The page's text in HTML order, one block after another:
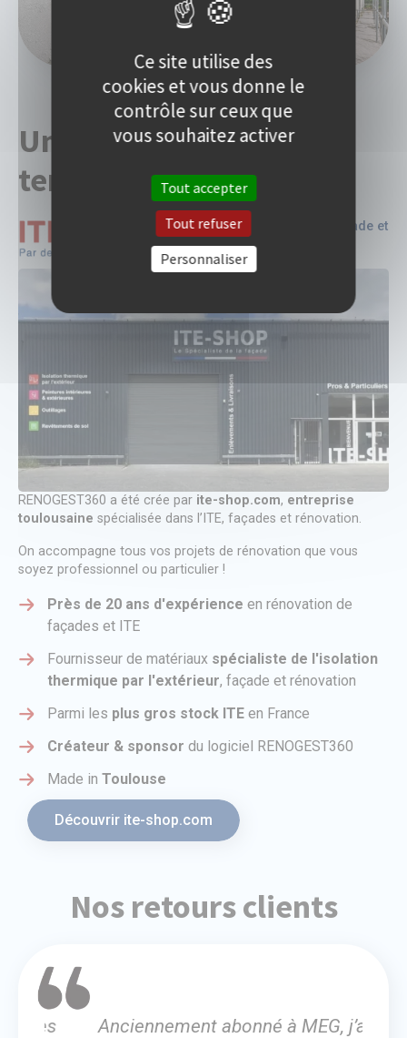
Un logiciel pensé par le
terrain
Boutique spécialisée en ITE, façade et
rénovation
RENOGEST360 a été crée par ite-shop.com, entreprise
toulousaine spécialisée dans l’ITE, façades et rénovation.
On accompagne tous vos projets de rénovation que vous
soyez professionnel ou particulier !
Près de 20 ans d'expérience en rénovation de
façades et ITE
Fournisseur de matériaux spécialiste de l'isolation
thermique par l'extérieur, façade et rénovation
Parmi les plus gros stock ITE en France
Créateur & sponsor du logiciel RENOGEST360
Made in Toulouse
Découvrir ite-shop.com
Nos retours clients
Anciennement abonné à MEG, j’ai
Ce site utilise des
cookies et vous donne le
contrôle sur ceux que
vous souhaitez activer
Tout accepter
Tout refuser
Personnaliser